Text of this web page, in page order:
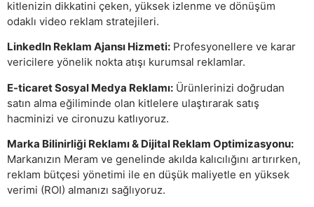
kitlenizin dikkatini çeken, yüksek izlenme ve dönüşüm
odaklı video reklam stratejileri.
LinkedIn Reklam Ajansı Hizmeti: Profesyonellere ve karar
vericilere yönelik nokta atışı kurumsal reklamlar.
E-ticaret Sosyal Medya Reklamı: Ürünlerinizi doğrudan
satın alma eğiliminde olan kitlelere ulaştırarak satış
hacminizi ve cironuzu katlıyoruz.
Marka Bilinirliği Reklamı & Dijital Reklam Optimizasyonu:
Markanızın Meram ve genelinde akılda kalıcılığını artırırken,
reklam bütçesi yönetimi ile en düşük maliyetle en yüksek
verimi (ROI) almanızı sağlıyoruz.